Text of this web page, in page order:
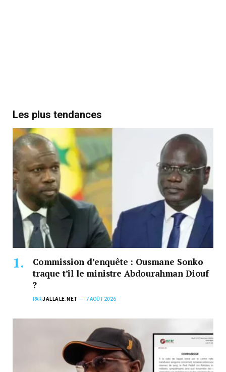
Les plus tendances
Commission d’enquête : Ousmane Sonko
traque t’il le ministre Abdourahman Diouf
?
PARJALLALE.NET 7 AOÛT 2026